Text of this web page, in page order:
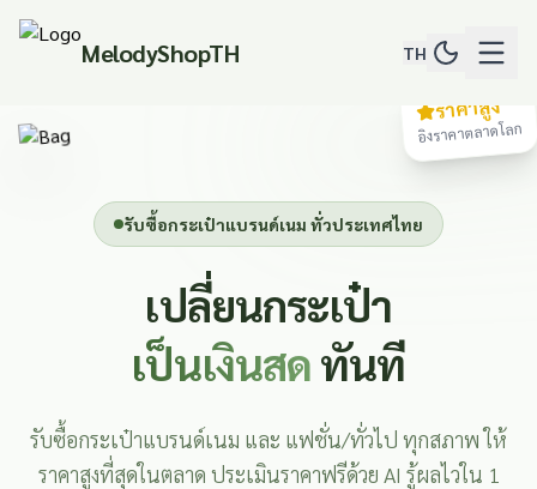
MelodyShopTH TH
รับซื้อกระเป๋าแบรนด์เนม ทั่วประเทศไทย
เปลี่ยนกระเป๋า
เป็นเงินสดทันที
รับซื้อกระเป๋าแบรนด์เนม และ แฟชั่น/ทั่วไป ทุกสภาพ ให้
ราคาสูงที่สุดในตลาด ประเมินราคาฟรีด้วย AI รู้ผลไวใน 1
ราคาสูง
อิงราคาตลาดโลก